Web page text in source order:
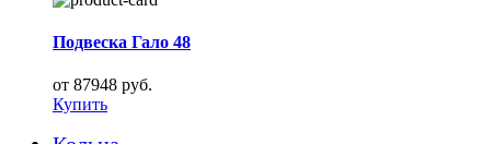
Подвеска Гало 48
от 87948 руб.
Купить